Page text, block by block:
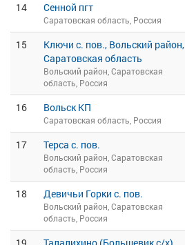
14 Сенной пгт
Саратовская область, Россия
15
Ключи с. пов., Вольский район,
Саратовская область
Вольский район, Саратовская
область, Россия
16 Вольск КП
Саратовская область, Россия
17 Терса с. пов.
Вольский район, Саратовская
область, Россия
18 Девичьи Горки с. пов.
Вольский район, Саратовская
область, Россия